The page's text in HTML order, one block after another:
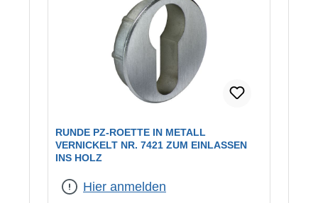
RUNDE PZ-ROETTE IN METALL
VERNICKELT NR. 7421 ZUM EINLASSEN
INS HOLZ
Hier anmelden